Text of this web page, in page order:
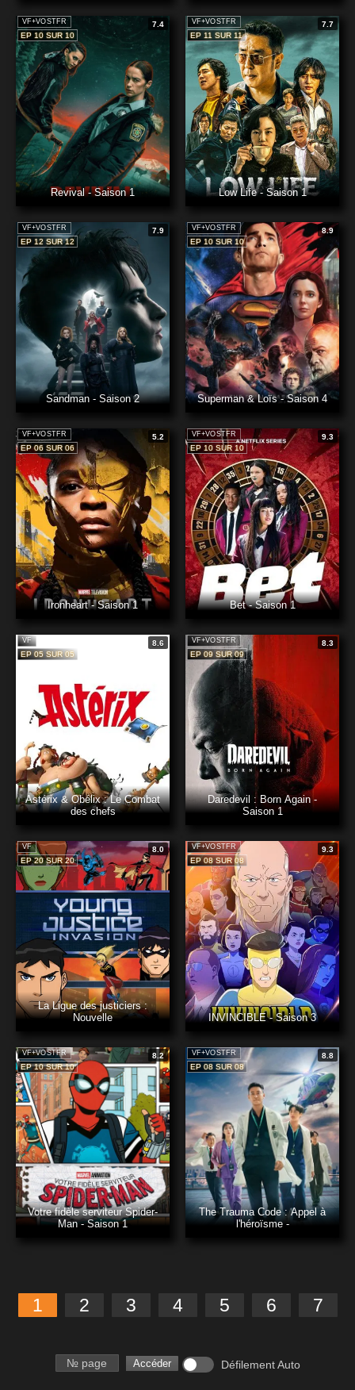
VF+VOSTFR
7.4
EP 10 SUR 10
Revival - Saison 1
VF+VOSTFR
7.7
EP 11 SUR 11
Low Life - Saison 1
VF+VOSTFR
7.9
EP 12 SUR 12
Sandman - Saison 2
VF+VOSTFR
8.9
EP 10 SUR 10
Superman & Loïs - Saison 4
VF+VOSTFR
5.2
EP 06 SUR 06
Ironheart - Saison 1
VF+VOSTFR
9.3
EP 10 SUR 10
Bet - Saison 1
VF
8.6
EP 05 SUR 05
Astérix & Obélix : Le Combat
des chefs
VF+VOSTFR
8.3
EP 09 SUR 09
Daredevil : Born Again -
Saison 1
VF
8.0
EP 20 SUR 20
La Ligue des justiciers :
Nouvelle
VF+VOSTFR
9.3
EP 08 SUR 08
INVINCIBLE - Saison 3
VF+VOSTFR
8.2
EP 10 SUR 10
Votre fidèle serviteur Spider-
Man - Saison 1
VF+VOSTFR
8.8
EP 08 SUR 08
The Trauma Code : Appel à
l'héroïsme -
1 2 3 4 5 6 7
Numéro de page Accéder Défilement Auto